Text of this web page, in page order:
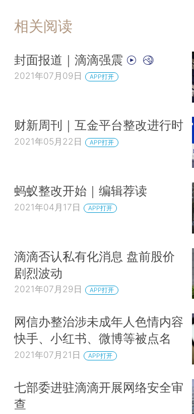
相关阅读
封面报道｜滴滴强震
2021年07月09日 APP打开
财新周刊｜互金平台整改进行时
2021年05月22日 APP打开
蚂蚁整改开始｜编辑荐读
2021年04月17日 APP打开
滴滴否认私有化消息 盘前股价
剧烈波动
2021年07月29日 APP打开
网信办整治涉未成年人色情内容
快手、小红书、微博等被点名
2021年07月21日 APP打开
七部委进驻滴滴开展网络安全审
查